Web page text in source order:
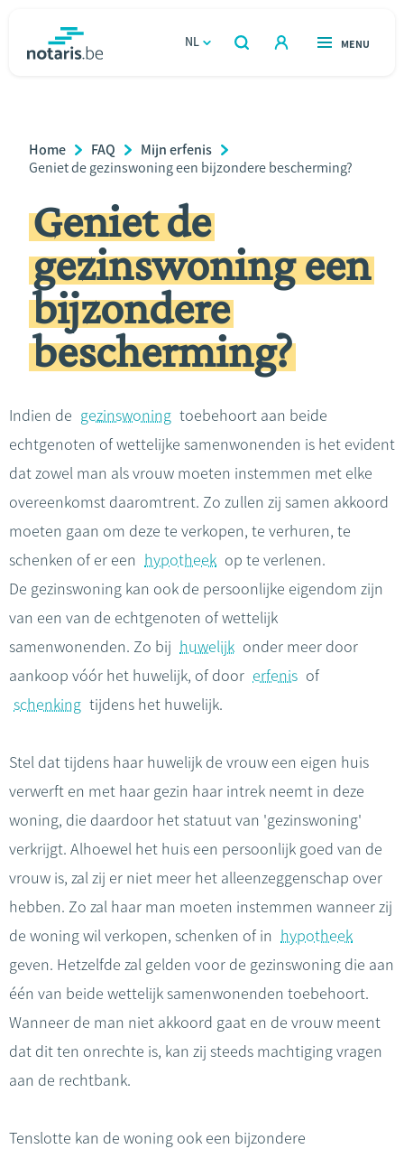
gaan
NL
OPEN
ZOEKEN
OPEN
MENU
Relatie & samenleven
Erven & schenken
Ondernemen
Over de notaris
Rekenmodules
Breadcrumb
Home FAQ
Mijn erfenis
Current
Geniet de gezinswoning een bijzondere bescherming?
Geniet de
gezinswoning een
bijzondere
bescherming?
Indien de gezinswoning toebehoort aan beide
echtgenoten of wettelijke samenwonenden is het evident
dat zowel man als vrouw moeten instemmen met elke
overeenkomst daaromtrent. Zo zullen zij samen akkoord
moeten gaan om deze te verkopen, te verhuren, te
schenken of er een hypotheek op te verlenen.
De gezinswoning kan ook de persoonlijke eigendom zijn
van een van de echtgenoten of wettelijk
samenwonenden. Zo bij huwelijk onder meer door
aankoop vóór het huwelijk, of door erfenis of
schenking tijdens het huwelijk.
Stel dat tijdens haar huwelijk de vrouw een eigen huis
verwerft en met haar gezin haar intrek neemt in deze
woning, die daardoor het statuut van 'gezinswoning'
verkrijgt. Alhoewel het huis een persoonlijk goed van de
vrouw is, zal zij er niet meer het alleenzeggenschap over
hebben. Zo zal haar man moeten instemmen wanneer zij
de woning wil verkopen, schenken of in hypotheek
geven. Hetzelfde zal gelden voor de gezinswoning die aan
één van beide wettelijk samenwonenden toebehoort.
Wanneer de man niet akkoord gaat en de vrouw meent
dat dit ten onrechte is, kan zij steeds machtiging vragen
aan de rechtbank.
Tenslotte kan de woning ook een bijzondere